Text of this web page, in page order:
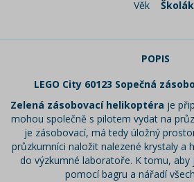
Věk
POPIS
LEGO City 60123 Sopečná
Zelená zásobovací helikoptéra je
mohou společně s pilotem vydat na
je zásobovací, má tedy úložný
průzkumníci naložit nalezené krystaly a
do výzkumné laboratoře. K tomu,
pomocí bagru a nářadí